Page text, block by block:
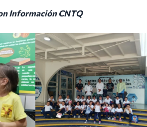
Información CNTQ